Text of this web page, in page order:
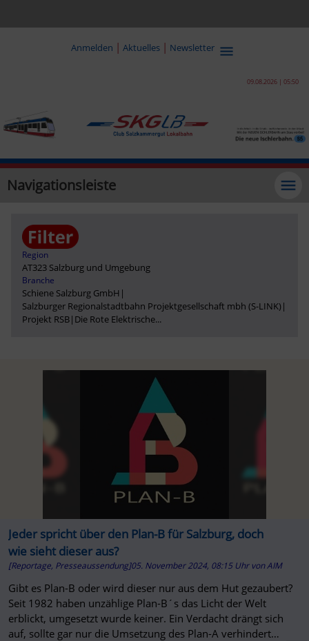
Anmelden | Aktuelles | Newsletter
09.08.2026 | 05:50
Navigationsleiste
Region
AT323 Salzburg und Umgebung
Branche
Schiene Salzburg GmbH |
Salzburger Regionalstadtbahn Projektgesellschaft mbh (S-LINK) |
Projekt RSB| Die Rote Elektrische...
Jeder spricht über den Plan-B für Salzburg, doch
wie sieht dieser aus?
[Reportage, Presseaussendung]05. November 2024, 08:15 Uhr vonAIM
Gibt es Plan-B oder wird dieser nur aus dem Hut gezaubert?
Seit 1982 haben unzählige Plan-B´s das Licht der Welt
erblickt, umgesetzt wurde keiner. Ein Verdacht drängt sich
auf, sollte gar nur die Umsetzung des Plan-A verhindert